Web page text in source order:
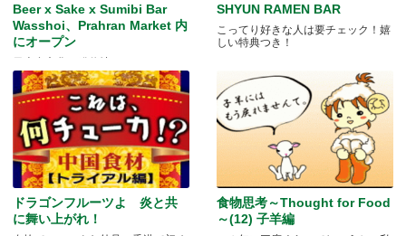
Beer x Sake x Sumibi Bar
Wasshoi、Prahran Market 内
にオープン
日本食文化の発信地
SHYUN RAMEN BAR
こってり好きな人は要チェック！嬉
しい特典つき！
ドラゴンフルーツよ 炎と共
に舞い上がれ！
食物思考～Thought for Food
～(12) 子羊編